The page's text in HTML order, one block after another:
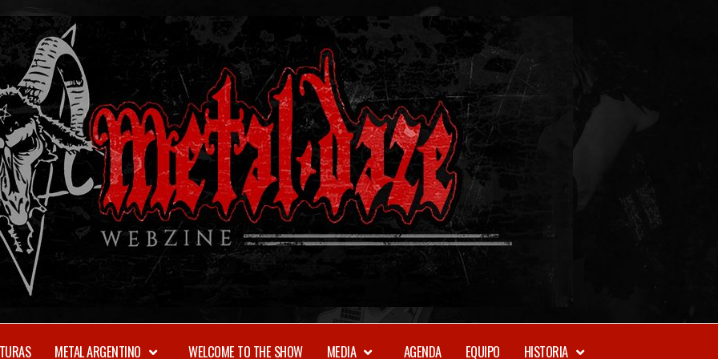
WEBZINE
METAL ARGENTINO WELCOME TO THE SHOW MEDIA AGENDA EQUIPO HISTORIA